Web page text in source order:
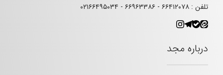
تلفن : ۶۶۴۱۲۰۷۸ - ۶۶۹۶۳۳۸۶ - ۰۲۱۶۶۴۹۵۰۳۴
درباره مجد